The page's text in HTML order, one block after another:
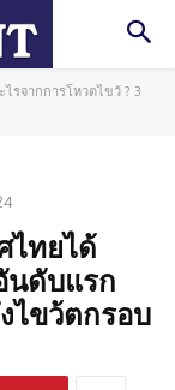
รจากการโหวตไขว้ ? 3
ไทยได้
นดับแรก
ไขว้ตกรอบ